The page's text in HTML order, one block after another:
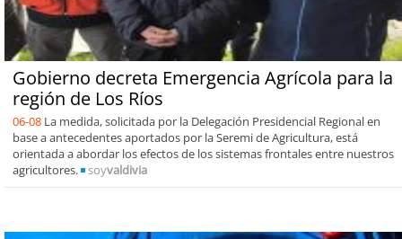
Gobierno decreta Emergencia Agrícola para la
región de Los Ríos
06-08 La medida, solicitada por la Delegación Presidencial Regional en
base a antecedentes aportados por la Seremi de Agricultura, está
orientada a abordar los efectos de los sistemas frontales entre nuestros
agricultores.
soyvaldivia